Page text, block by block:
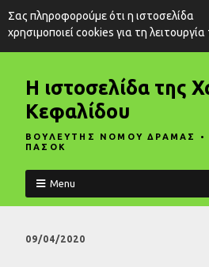
Η ιστοσελίδα της
Κεφαλίδου
ΒΟΥΛΕΥΤΗΣ ΝΟΜΟΥ ΔΡΑΜΑΣ •
ΠΑΣΟΚ
Menu
09/04/2020
Σας πληροφορούμε ότι η ιστοσελίδα
χρησιμοποιεί cookies για τη λειτουργία